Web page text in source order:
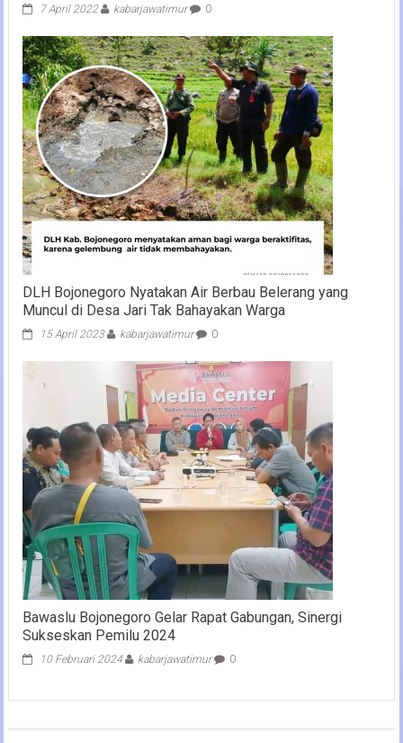
7 April 2022 kabarjawatimur 0
DLH Bojonegoro Nyatakan Air Berbau Belerang yang
Muncul di Desa Jari Tak Bahayakan Warga
15 April 2023 kabarjawatimur 0
Bawaslu Bojonegoro Gelar Rapat Gabungan, Sinergi
Sukseskan Pemilu 2024
10 Februari 2024 kabarjawatimur 0